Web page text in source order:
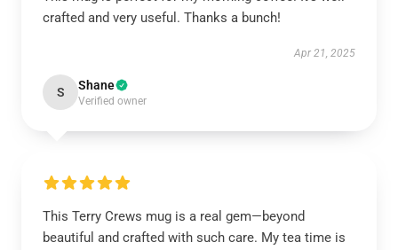
crafted and very useful. Thanks a bunch!
Apr 21, 2025
S Shane
Verified owner
This Terry Crews mug is a real gem—beyond
beautiful and crafted with such care. My tea time is